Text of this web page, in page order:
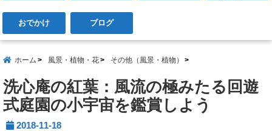
おでかけ ブログ
ホーム 風景・植物・花 その他（風景・植物）
洗心庵の紅葉：風流の極みたる回遊
式庭園の小宇宙を鑑賞しよう
2018-11-18